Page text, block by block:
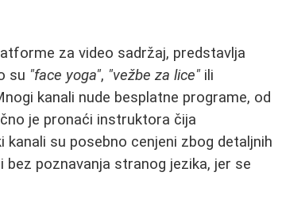
za video sadržaj, predstavlja
su "face yoga", "vežbe za lice" ili
kanali nude besplatne programe, od
je pronaći instruktora čija
su posebno cenjeni zbog detaljnih
poznavanja stranog jezika, jer se